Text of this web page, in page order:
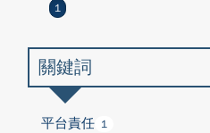
1
關鍵詞
平台責任 1